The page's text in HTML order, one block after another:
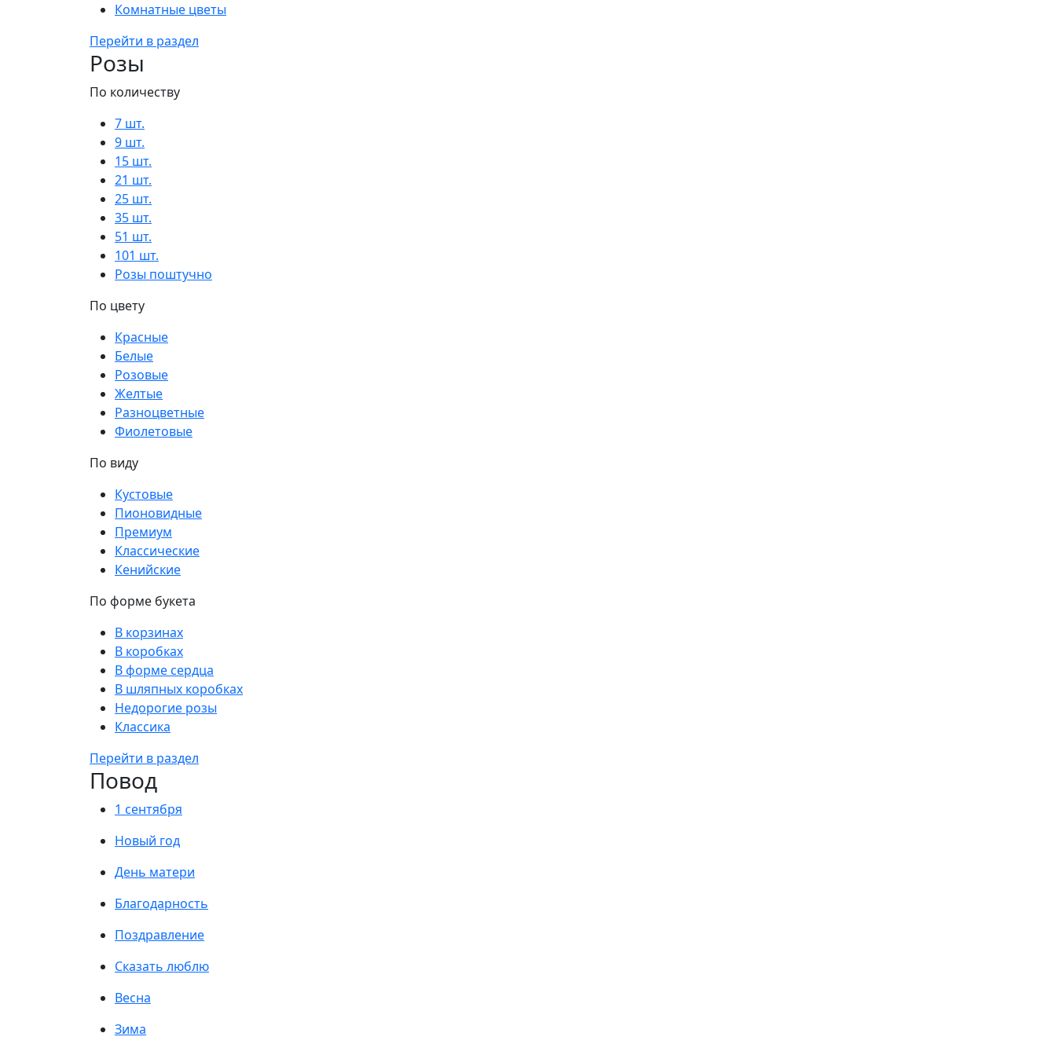
Комнатные цветы
Перейти в раздел
Розы
По количеству
7 шт.
9 шт.
15 шт.
21 шт.
25 шт.
35 шт.
51 шт.
101 шт.
Розы поштучно
По цвету
Красные
Белые
Розовые
Желтые
Разноцветные
Фиолетовые
По виду
Кустовые
Пионовидные
Премиум
Классические
Кенийские
По форме букета
В корзинах
В коробках
В форме сердца
В шляпных коробках
Недорогие розы
Классика
Перейти в раздел
Повод
1 сентября
Новый год
День матери
Благодарность
Поздравление
Сказать люблю
Весна
Зима